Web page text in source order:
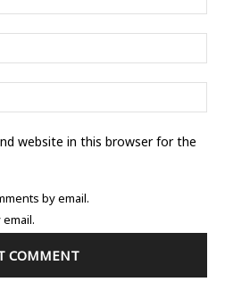
website in this browser for the
by email.